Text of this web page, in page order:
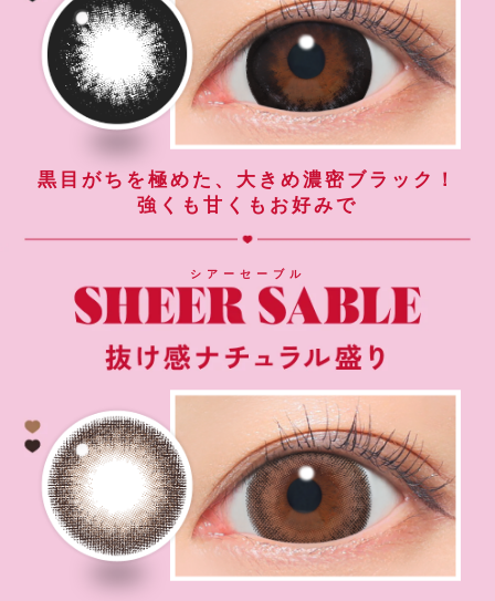
黒目がちを極めた、大きめ濃密ブラック！
強くも甘くもお好みで
シアーセーブル